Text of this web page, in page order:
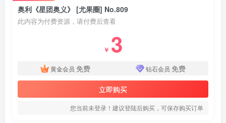
奥利《星团奥义》 [尤果圈] No.809
此内容为付费资源，请付费后查看
￥ 3
黄金会员 免费 钻石会员 免费
立即购买
您当前未登录！建议登陆后购买，可保存购买订单
没有账号？立即注册
用户名或邮箱